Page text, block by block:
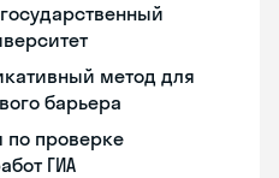
метод для
барьера
по проверке
ГИА